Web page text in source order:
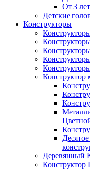
От 3
Детские
Конструкторы
Конструктор
Деревянный
Конструктор